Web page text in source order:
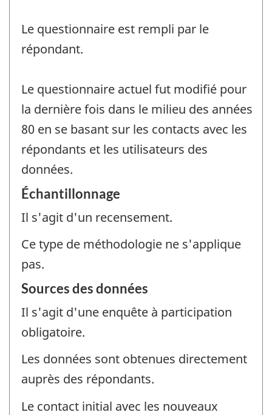
Le questionnaire est rempli par le
répondant.
Le questionnaire actuel fut modifié pour
la dernière fois dans le milieu des années
80 en se basant sur les contacts avec les
répondants et les utilisateurs des
données.
Échantillonnage
Il s'agit d'un recensement.
Ce type de méthodologie ne s'applique
pas.
Sources des données
Il s'agit d'une enquête à participation
obligatoire.
Les données sont obtenues directement
auprès des répondants.
Le contact initial avec les nouveaux